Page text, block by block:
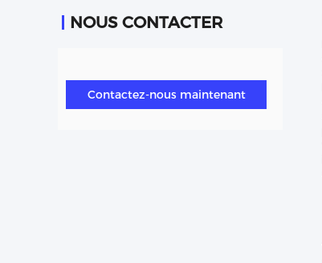
NOUS CONTACTER
Contactez-nous maintenant